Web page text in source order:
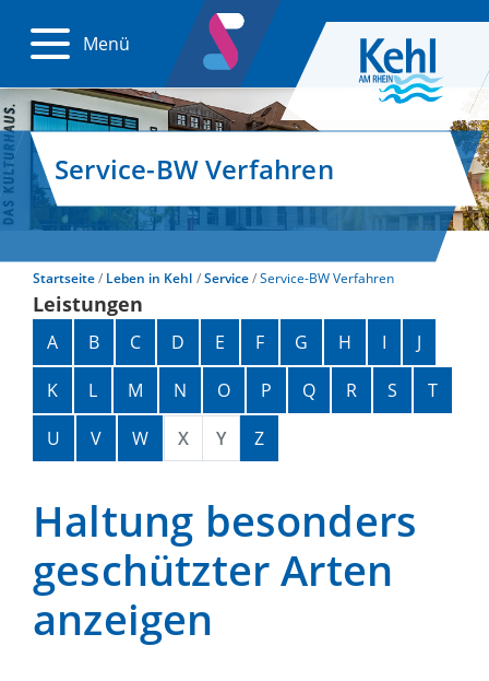
Menü
Service-BW Verfahren
Startseite Leben in Kehl Service Service-BW Verfahren
Leistungen
Alphabetisches Register überspringen
A B C D E F G H I
J
K
L M N O P Q R S
T
U
V W X Y Z
Haltung besonders
geschützter Arten
anzeigen